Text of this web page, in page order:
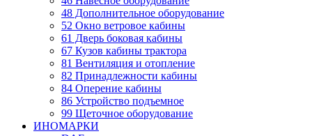
48 Дополнительное оборудование
52 Окно ветровое кабины
61 Дверь боковая кабины
67 Кузов кабины трактора
81 Вентиляция и отопление
82 Принадлежности кабины
84 Оперение кабины
86 Устройство подъемное
99 Щеточное оборудование
ИНОМАРКИ